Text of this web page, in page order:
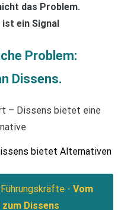
das Problem.
ein Signal
Problem:
Dissens.
bietet Alternativen
- Vom
Dissens